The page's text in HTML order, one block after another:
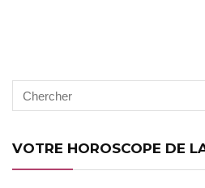
VOTRE HOROSCOPE DE